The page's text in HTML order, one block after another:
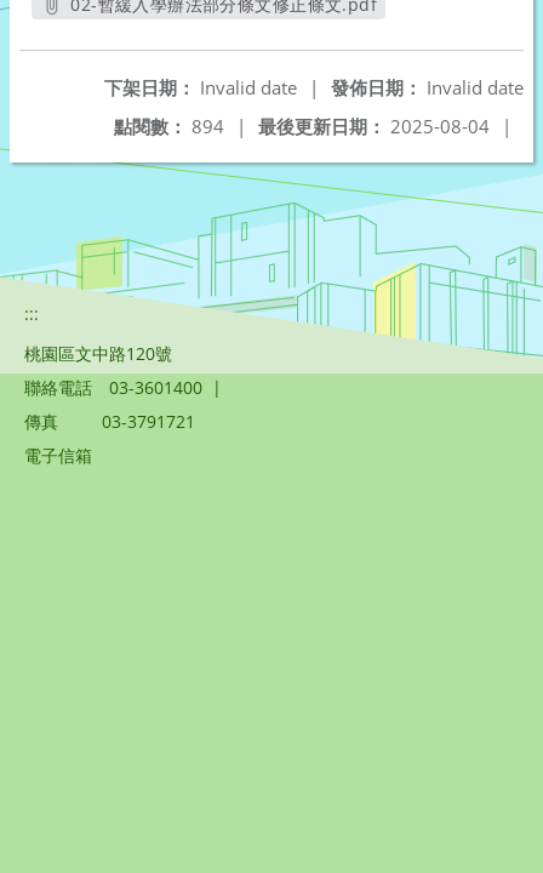
發佈日期： Invalid date
下架日期： Invalid date
|
最後更新日期： 2025-08-04 |
點閱數： 894 |
:::
桃園區文中路120號
聯絡電話
03-3601400 |
傳真
03-3791721
電子信箱